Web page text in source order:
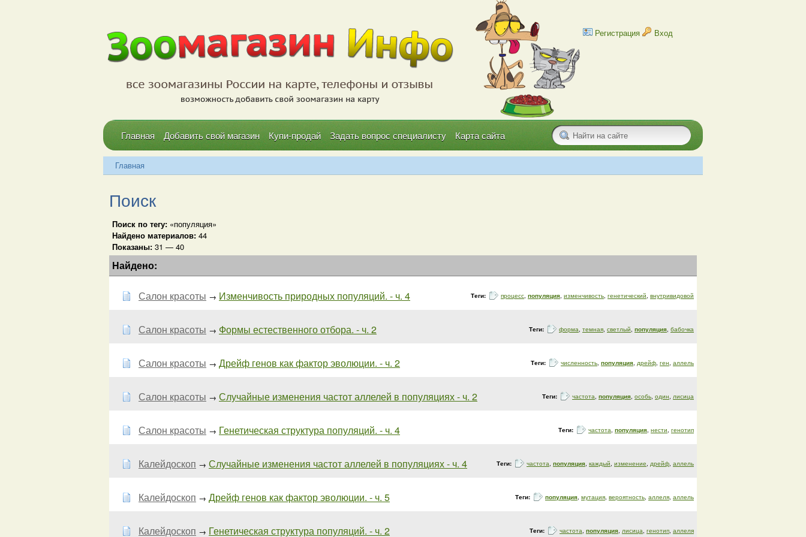
Регистрация Вход
Главная Добавить свой магазин Купи-продай Задать вопрос специалисту Карта сайта
Главная
Поиск
Поиск по тегу: «популяция»
Найдено материалов: 44
Показаны: 31 — 40
Найдено:
Салон красоты → Изменчивость природных популяций. - ч. 4 Теги: процесс, популяция, изменчивость, генетический, внутривидовой
Салон красоты → Формы естественного отбора. - ч. 2 Теги: форма, темная, светлый, популяция, бабочка
Салон красоты → Дрейф генов как фактор эволюции. - ч. 2 Теги: численность, популяция, дрейф, ген, аллель
Салон красоты → Случайные изменения частот аллелей в популяциях - ч. 2 Теги: частота, популяция, особь, один, лисица
Салон красоты → Генетическая структура популяций. - ч. 4 Теги: частота, популяция, нести, генотип
Калейдоскоп → Случайные изменения частот аллелей в популяциях - ч. 4 Теги: частота, популяция, каждый, изменение, дрейф, аллель
Калейдоскоп → Дрейф генов как фактор эволюции. - ч. 5 Теги: популяция, мутация, вероятность, аллеля, аллель
Калейдоскоп → Генетическая структура популяций. - ч. 2 Теги: частота, популяция, лисица, генотип, аллеля